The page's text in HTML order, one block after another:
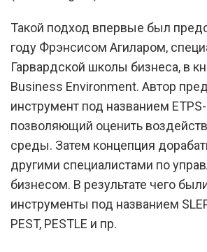
Такой подход впервые был
году Фрэнсисом Агиларом,
Гарвардской школы бизнеса, в
Business Environment. Автор
инструмент под названием
позволяющий оценить
среды. Затем концепция
другими специалистами по
бизнесом. В результате чего
инструменты под названием
PEST, PESTLE и пр.